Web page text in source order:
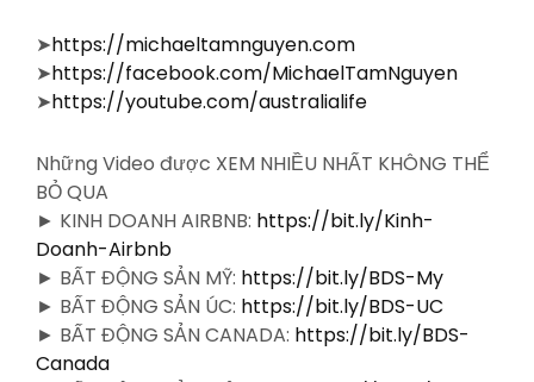
➤https://michaeltamnguyen.com
➤https://facebook.com/MichaelTamNguyen
➤https://youtube.com/australialife
Những Video được XEM NHIỀU NHẤT KHÔNG THỂ
BỎ QUA
► KINH DOANH AIRBNB: https://bit.ly/Kinh-
Doanh-Airbnb
► BẤT ĐỘNG SẢN MỸ: https://bit.ly/BDS-My
► BẤT ĐỘNG SẢN ÚC: https://bit.ly/BDS-UC
► BẤT ĐỘNG SẢN CANADA: https://bit.ly/BDS-
Canada